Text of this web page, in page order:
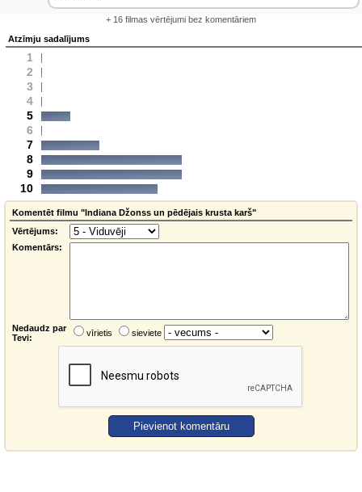
+ 16 filmas vērtējumi bez komentāriem
Atzīmju sadalījums
1
2
3
4
5
6
7
8
9
10
Komentēt filmu "Indiana Džonss un pēdējais krusta karš"
Vērtējums:
Komentārs:
Nedaudz par
Tevi:
vīrietis sieviete